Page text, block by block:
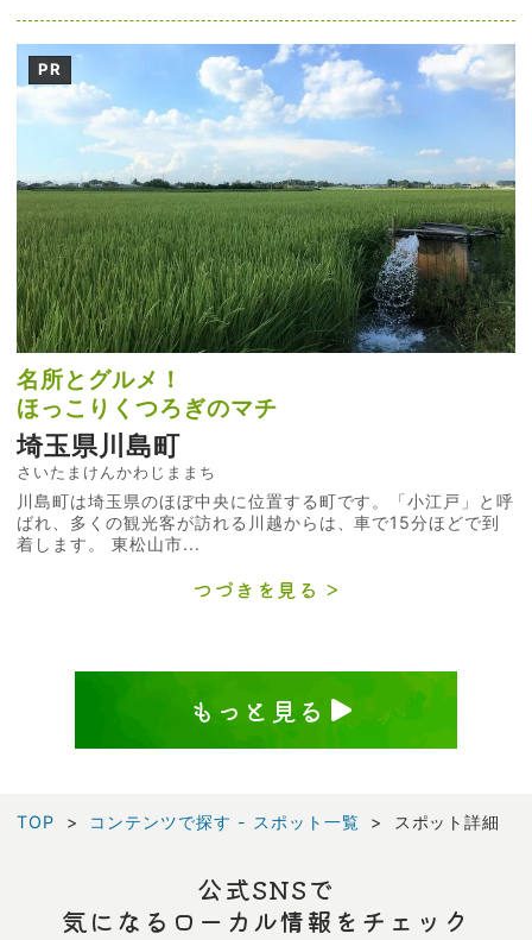
PR
名所とグルメ！
ほっこりくつろぎのマチ
埼玉県川島町
さいたまけんかわじままち
川島町は埼玉県のほぼ中央に位置する町です。「小江戸」と呼
ばれ、多くの観光客が訪れる川越からは、車で15分ほどで到
着します。 東松山市...
つづきを見る
もっと見る
TOP コンテンツで探す - スポット一覧 スポット詳細
公式SNSで
気になるローカル情報をチェック